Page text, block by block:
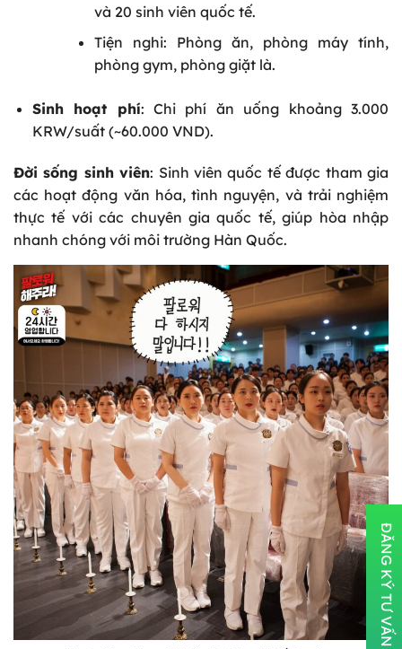
và 20 sinh viên quốc tế.
Tiện nghi: Phòng ăn, phòng máy tính,
phòng gym, phòng giặt là.
Sinh hoạt phí: Chi phí ăn uống khoảng 3.000
KRW/suất (~60.000 VND).
Đời sống sinh viên: Sinh viên quốc tế được tham gia
các hoạt động văn hóa, tình nguyện, và trải nghiệm
thực tế với các chuyên gia quốc tế, giúp hòa nhập
nhanh chóng với môi trường Hàn Quốc.